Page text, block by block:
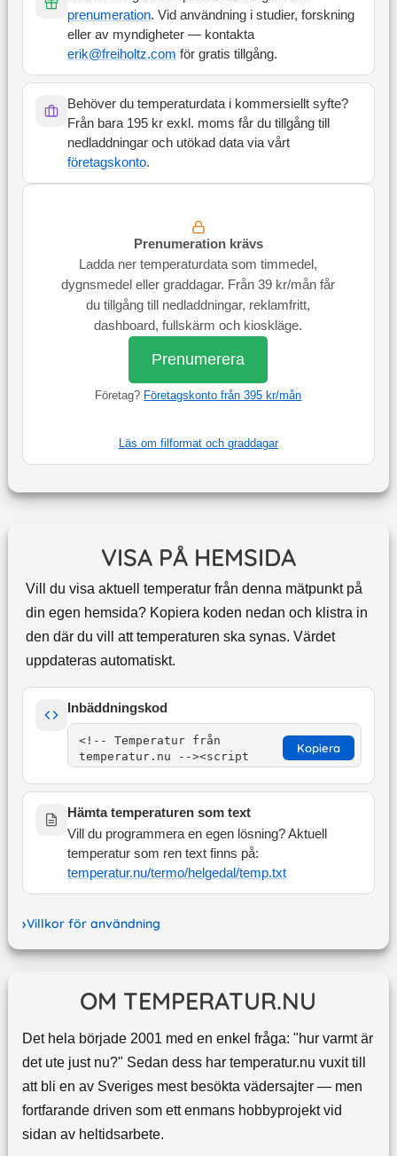
prenumeration. Vid användning i studier, forskning
eller av myndigheter — kontakta
erik@freiholtz.com för gratis tillgång.
Behöver du temperaturdata i kommersiellt syfte?
Från bara 195 kr exkl. moms får du tillgång till
nedladdningar och utökad data via vårt
företagskonto.
Prenumeration krävs
Ladda ner temperaturdata som timmedel,
dygnsmedel eller graddagar. Från 39 kr/mån får
du tillgång till nedladdningar, reklamfritt,
dashboard, fullskärm och kioskläge.
Prenumerera
Företag? Företagskonto från 395 kr/mån
Läs om filformat och graddagar
VISA PÅ HEMSIDA
Vill du visa aktuell temperatur från denna mätpunkt på
din egen hemsida? Kopiera koden nedan och klistra in
den där du vill att temperaturen ska synas. Värdet
uppdateras automatiskt.
Inbäddningskod
Kopiera
Hämta temperaturen som text
Vill du programmera en egen lösning? Aktuell
temperatur som ren text finns på:
temperatur.nu/termo/helgedal/temp.txt
Villkor för användning
OM TEMPERATUR.NU
Det hela började 2001 med en enkel fråga: "hur varmt är
det ute just nu?" Sedan dess har temperatur.nu vuxit till
att bli en av Sveriges mest besökta vädersajter — men
fortfarande driven som ett enmans hobbyprojekt vid
sidan av heltidsarbete.